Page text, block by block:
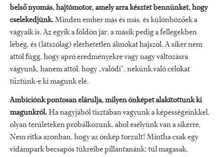
belső nyomás, hajtómotor, amely arra késztet bennünket, hogy
cselekedjünk.Minden ember más és más, és különbözőek a
vágyaik is. Az egyik a földön jár, a másik pedig a fellegekben
lebeg, és (látszólag) elérhetetlen álmokat hajszol. A siker nem
attól függ, hogy apró eredményekre vagy nagy változásra
vágyunk, hanem attól, hogy „valódi”, nekünk való célokat
tűztünk-e ki magunk elé.
Ambíciónk pontosan elárulja, milyen önképet alakítottunk ki
magunkról.Ha nagyjából tisztában vagyunk a képességeinkkel,
olyan területeken próbálkozunk, ahol esélyünk van a sikerre.
Nem ritka azonban, hogy az önkép torzult! Mintha csak egy
vidámpark becsapós tükreibe pillantanánk: túl magasak,